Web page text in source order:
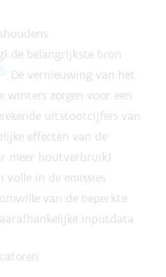
de belangrijkste bron
. De vernieuwing van het
winters zorgen voor een
uitstootcijfers van
effecten van de
meer houtverbruik)
in de emissies
van de beperkte
inputdata.